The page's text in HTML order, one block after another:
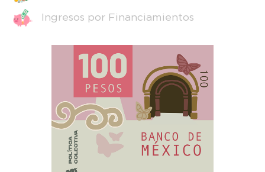
Ingresos por Financiamientos